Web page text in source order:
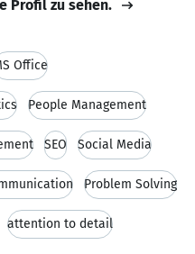
Profil zu sehen.
Office
People Management
SEO Social Media
Problem Solving
attention to detail